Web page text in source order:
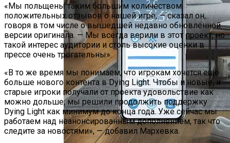
«Мы польщены таким большим количеством
положительных отзывов о нашей игре, — сказал он,
говоря в том числе о вышедшей недавно обновлённой
версии оригинала. — Мы всегда верили в этот проект, но
такой интерес аудитории и столь высокие оценки в
прессе очень трогательны».
«В то же время мы понимаем, что игрокам хочется ещё
больше нового контента в Dying Light. Чтобы и новые, и
старые игроки получали от проекта удовольствие как
можно дольше, мы решили продолжить поддержку
Dying Light как минимум до конца года. Уже сейчас мы
работаем над неанонсированным дополнением, так что
следите за новостями», — добавил Мархевка.